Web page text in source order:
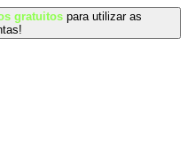
gratuitos para utilizar as